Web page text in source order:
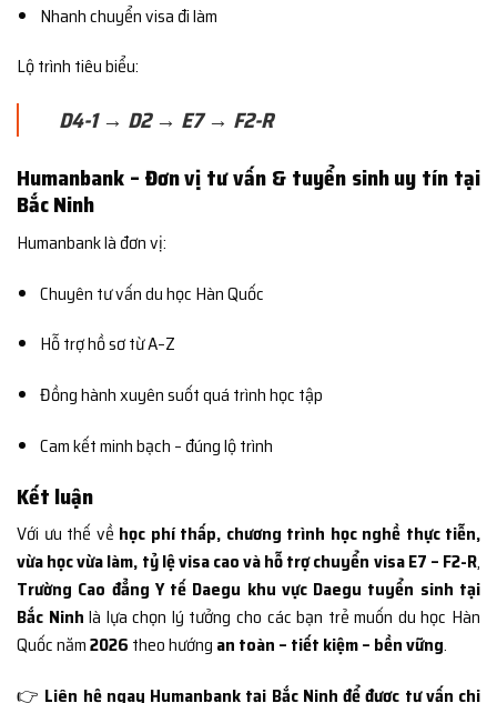
Nhanh chuyển visa đi làm
Lộ trình tiêu biểu:
D4-1 → D2 → E7 → F2-R
Humanbank – Đơn vị tư vấn & tuyển sinh uy tín tại
Bắc Ninh
Humanbank là đơn vị:
Chuyên tư vấn du học Hàn Quốc
Hỗ trợ hồ sơ từ A–Z
Đồng hành xuyên suốt quá trình học tập
Cam kết minh bạch – đúng lộ trình
Kết luận
Với ưu thế về học phí thấp, chương trình học nghề thực tiễn,
vừa học vừa làm, tỷ lệ visa cao và hỗ trợ chuyển visa E7 – F2-R,
Trường Cao đẳng Y tế Daegu khu vực Daegu tuyển sinh tại
Bắc Ninh là lựa chọn lý tưởng cho các bạn trẻ muốn du học Hàn
Quốc năm2026 theo hướng an toàn – tiết kiệm – bền vững.
👉 Liên hệ ngay Humanbank tại Bắc Ninh để được tư vấn chi